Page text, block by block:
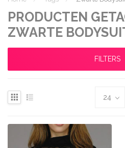
PRODUCTEN
ZWARTE
FILTERS